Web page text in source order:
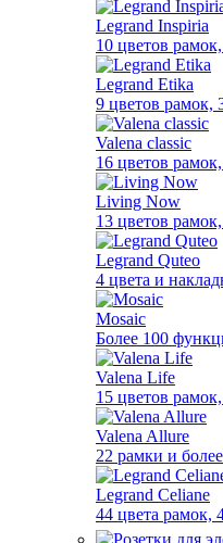
Legrand Inspiria
10 цветов
Legrand Etika
9 цветов рамок,
Valena classic
16 цветов
Living Now
13 цветов
Legrand Quteo
4 цвета и
Mosaic
Более 100
Valena Life
15 цветов
Valena Allure
22 рамки и
Legrand Celiane
44 цвета рамок,